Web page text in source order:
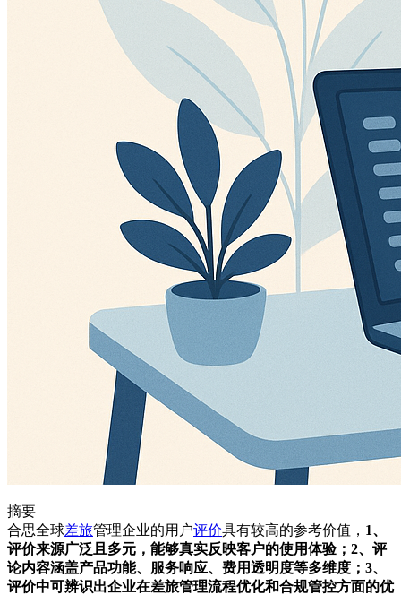
摘要
合思全球差旅管理企业的用户评价具有较高的参考价值， 1、
评价来源广泛且多元，能够真实反映客户的使用体验；2、评
论内容涵盖产品功能、服务响应、费用透明度等多维度；3、
评价中可辨识出企业在差旅管理流程优化和合规管控方面的优